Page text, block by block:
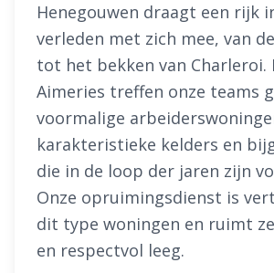
Henegouwen draagt een rijk
verleden met zich mee, van
tot het bekken van Charleroi.
Aimeries treffen onze teams
voormalige
karakteristieke kelders en
die in de loop der jaren zijn
Onze opruimingsdienst is
dit type woningen en ruimt
en respectvol leeg.